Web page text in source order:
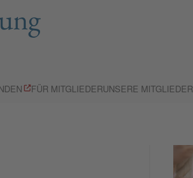
FÜR MITGLIEDERUNSERE MITGLIEDER